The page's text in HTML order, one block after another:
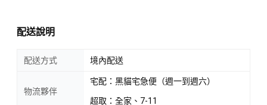
配送說明
配送方式 境內配送
物流夥伴
宅配：黑貓宅急便（週一到週六）
超取：全家、7-11